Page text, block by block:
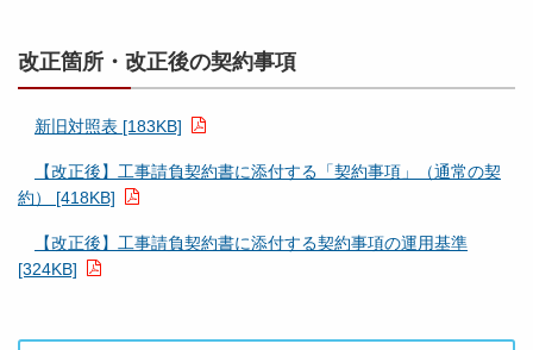
改正箇所・改正後の契約事項
新旧対照表 [183KB]
【改正後】工事請負契約書に添付する「契約事項」（通常の契
約） [418KB]
【改正後】工事請負契約書に添付する契約事項の運用基準
[324KB]